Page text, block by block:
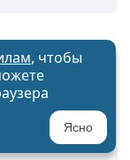
в
— бесплатно.
, чтобы
Ясно